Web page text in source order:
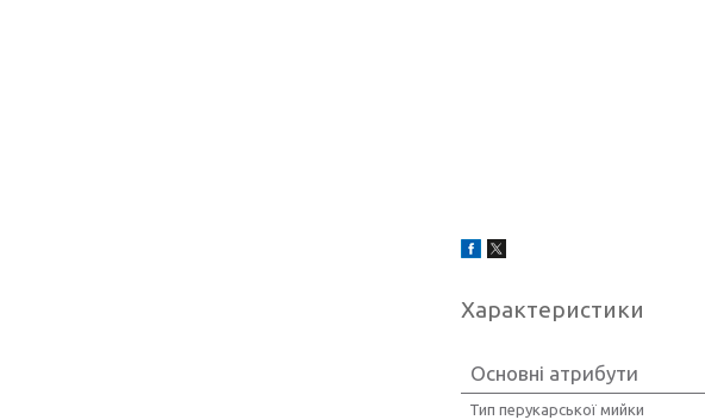
Характеристики
Основні атрибути
Тип перукарської мийки